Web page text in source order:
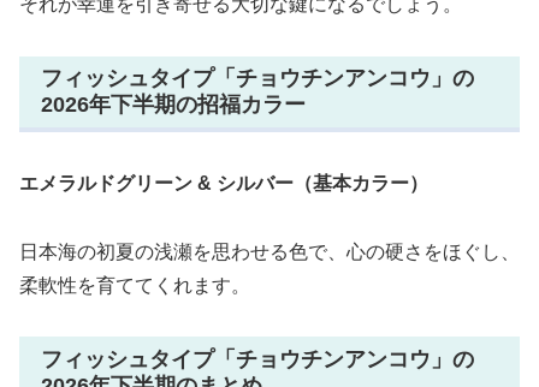
それが幸運を引き寄せる大切な鍵になるでしょう。
フィッシュタイプ「チョウチンアンコウ」の
2026年下半期の招福カラー
エメラルドグリーン & シルバー（基本カラー）
日本海の初夏の浅瀬を思わせる色で、心の硬さをほぐし、
柔軟性を育ててくれます。
フィッシュタイプ「チョウチンアンコウ」の